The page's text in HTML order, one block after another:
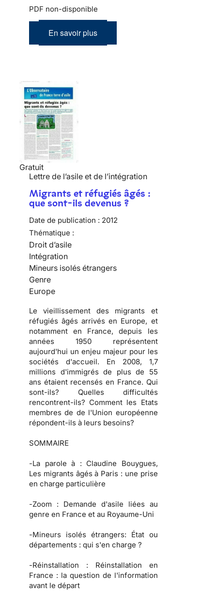
PDF non-disponible
En savoir plus
Gratuit
Lettre de l’asile et de l’intégration
Migrants et réfugiés âgés :
que sont-ils devenus ?
Date de publication : 2012
Thématique :
Droit d’asile
Intégration
Mineurs isolés étrangers
Genre
Europe
Le vieillissement des migrants et
réfugiés âgés arrivés en Europe, et
notamment en France, depuis les
années 1950 représentent
aujourd'hui un enjeu majeur pour les
sociétés d'accueil. En 2008, 1,7
millions d'immigrés de plus de 55
ans étaient recensés en France. Qui
sont-ils? Quelles difficultés
rencontrent-ils? Comment les Etats
membres de de l'Union européenne
répondent-ils à leurs besoins?
SOMMAIRE
-La parole à : Claudine Bouygues,
Les migrants âgés à Paris : une prise
en charge particulière
-Zoom : Demande d'asile liées au
genre en France et au Royaume-Uni
-Mineurs isolés étrangers: État ou
départements : qui s'en charge ?
-Réinstallation : Réinstallation en
France : la question de l'information
avant le départ